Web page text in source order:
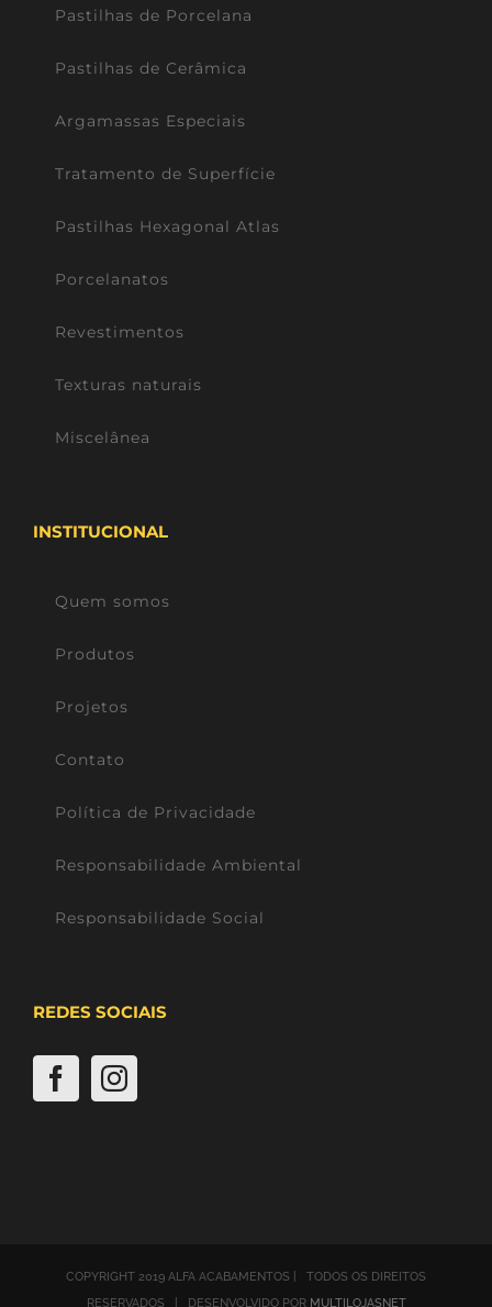
Pastilhas de Porcelana
Pastilhas de Cerâmica
Argamassas Especiais
Tratamento de Superfície
Pastilhas Hexagonal Atlas
Porcelanatos
Revestimentos
Texturas naturais
Miscelânea
INSTITUCIONAL
Quem somos
Produtos
Projetos
Contato
Política de Privacidade
Responsabilidade Ambiental
Responsabilidade Social
REDES SOCIAIS
COPYRIGHT 2019 ALFA ACABAMENTOS | TODOS OS DIREITOS
RESERVADOS | DESENVOLVIDO POR MULTILOJASNET